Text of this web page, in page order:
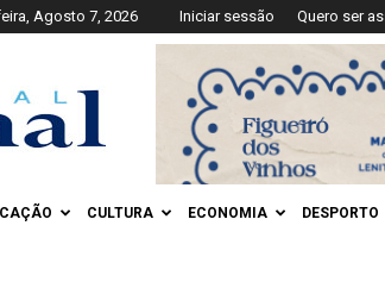
Agosto 7, 2026 Iniciar sessão Quero ser
CULTURA ECONOMIA DESPORTO